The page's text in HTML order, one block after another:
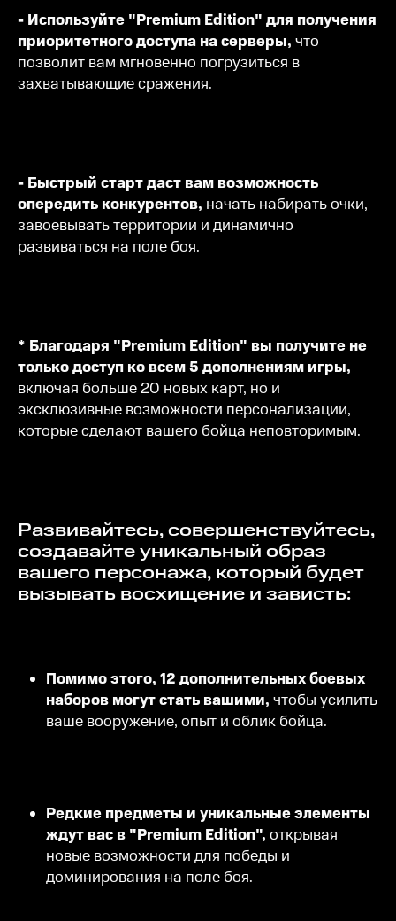
- Используйте "Premium Edition" для получения
приоритетного доступа на серверы, что
позволит вам мгновенно погрузиться в
захватывающие сражения.
- Быстрый старт даст вам возможность
опередить конкурентов, начать набирать очки,
завоевывать территории и динамично
развиваться на поле боя.
* Благодаря "Premium Edition" вы получите не
только доступ ко всем 5 дополнениям игры,
включая больше 20 новых карт, но и
эксклюзивные возможности персонализации,
которые сделают вашего бойца неповторимым.
Развивайтесь, совершенствуйтесь,
создавайте уникальный образ
вашего персонажа, который будет
вызывать восхищение и зависть:
Помимо этого, 12 дополнительных боевых
наборов могут стать вашими, чтобы усилить
ваше вооружение, опыт и облик бойца.
Редкие предметы и уникальные элементы
ждут вас в "Premium Edition", открывая
новые возможности для победы и
доминирования на поле боя.